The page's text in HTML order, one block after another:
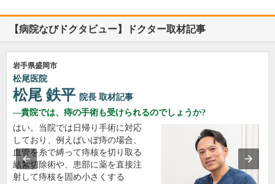
【病院なびドクタビュー】ドクター取材記事
岩手県盛岡市
松尾医院
松尾 鉄平 院長 取材記事
貴院では、痔の手術も受けられるのでしょうか?
はい。当院では日帰り手術に対応
しており、例えばいぼ痔の場合、
血管を糸で縛って痔核を切り取る
結紮切除術や、患部に薬を直接注
射して痔核を固め小さくする